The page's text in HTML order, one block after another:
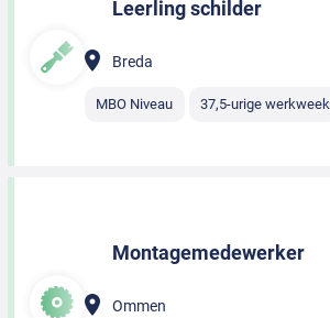
Leerling schilder
Breda
MBO Niveau 37,5-urige werkweek
Montagemedewerker
Ommen